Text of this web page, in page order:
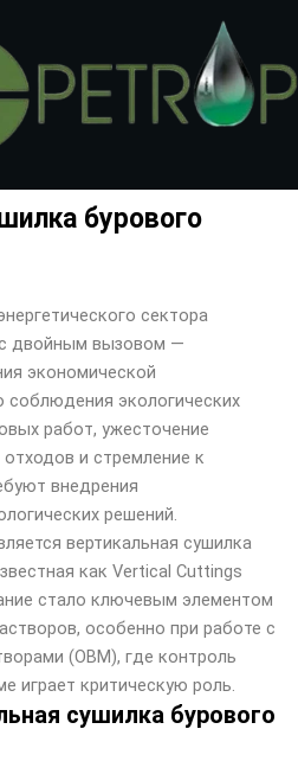
бурового
сектора
двойным вызовом —
экономической
соблюдения экологических
работ, ужесточение
и стремление к
внедрения
решений.
вертикальная сушилка
как Vertical Cuttings
стало ключевым элементом
особенно при работе с
(OBM), где контроль
играет критическую роль.
сушилка бурового